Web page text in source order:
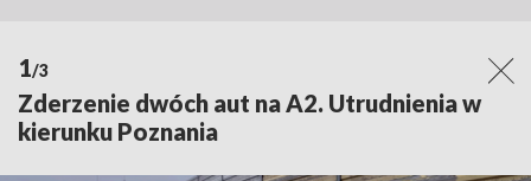
1/3
Zderzenie dwóch aut na A2. Utrudnienia w
kierunku Poznania